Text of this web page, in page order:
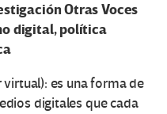
Otras Voces
digital, política
es una forma de
digitales que cada